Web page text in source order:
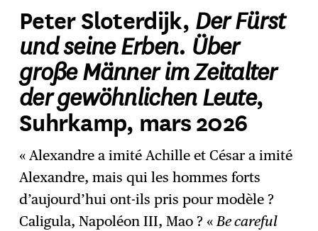
Peter Sloterdijk, Der Fürst
und seine Erben. Über
große Männer im Zeitalter
der gewöhnlichen Leute,
Suhrkamp, mars 2026
« Alexandre a imité Achille et César a imité
Alexandre, mais qui les hommes forts
d’aujourd’hui ont-ils pris pour modèle ?
Caligula, Napoléon III, Mao ? «Be careful